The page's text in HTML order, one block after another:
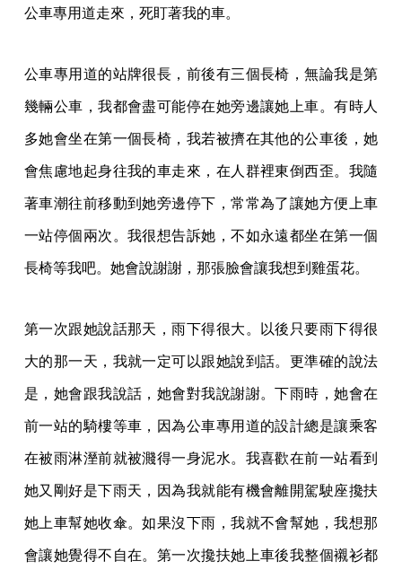
公車專用道走來，死盯著我的車。
公車專用道的站牌很長，前後有三個長椅，無論我是第
幾輛公車，我都會盡可能停在她旁邊讓她上車。有時人
多她會坐在第一個長椅，我若被擠在其他的公車後，她
會焦慮地起身往我的車走來，在人群裡東倒西歪。我隨
著車潮往前移動到她旁邊停下，常常為了讓她方便上車
一站停個兩次。我很想告訴她，不如永遠都坐在第一個
長椅等我吧。她會說謝謝，那張臉會讓我想到雞蛋花。
第一次跟她說話那天，雨下得很大。以後只要雨下得很
大的那一天，我就一定可以跟她說到話。更準確的說法
是，她會跟我說話，她會對我說謝謝。下雨時，她會在
前一站的騎樓等車，因為公車專用道的設計總是讓乘客
在被雨淋溼前就被濺得一身泥水。我喜歡在前一站看到
她又剛好是下雨天，因為我就能有機會離開駕駛座攙扶
她上車幫她收傘。如果沒下雨，我就不會幫她，我想那
會讓她覺得不自在。第一次攙扶她上車後我整個襯衫都